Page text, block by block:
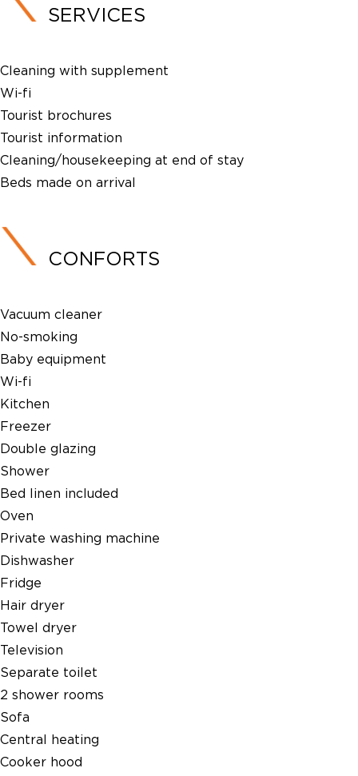
SERVICES
Cleaning with supplement
Wi-fi
Tourist brochures
Tourist information
Cleaning/housekeeping at end of stay
Beds made on arrival
CONFORTS
Vacuum cleaner
No-smoking
Baby equipment
Wi-fi
Kitchen
Freezer
Double glazing
Shower
Bed linen included
Oven
Private washing machine
Dishwasher
Fridge
Hair dryer
Towel dryer
Television
Separate toilet
2 shower rooms
Sofa
Central heating
Cooker hood